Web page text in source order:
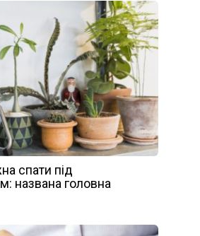
спати під
названа головна